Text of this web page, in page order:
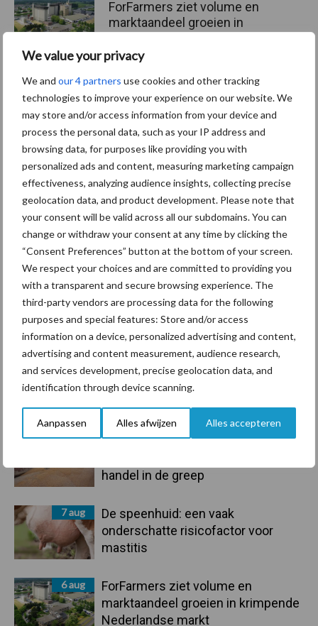
We value your privacy
We and our 4 partners use cookies and other tracking
technologies to improve your experience on our website. We
may store and/or access information from your device and
process the personal data, such as your IP address and
browsing data, for purposes like providing you with
personalized ads and content, measuring marketing campaign
effectiveness, analyzing audience insights, collecting precise
geolocation data, and product development. Please note that
your consent will be valid across all our subdomains. You can
change or withdraw your consent at any time by clicking the
“Consent Preferences” button at the bottom of your screen.
We respect your choices and are committed to providing you
with a transparent and secure browsing experience. The
third-party vendors are processing data for the following
purposes and special features: Store and/or access
information on a device, personalized advertising and content,
advertising and content measurement, audience research,
and services development, precise geolocation data, and
identification through device scanning.
Aanpassen Alles afwijzen Alles accepteren
Primaire
Sidebar
7 aug
Grondstoffenmarkt blijft grillig:
handel in de greep
7 aug
De speenhuid: een vaak
onderschatte risicofactor voor
mastitis
6 aug
ForFarmers ziet volume en
marktaandeel groeien in krimpende
Nederlandse markt
ForFarmers ziet volume en
marktaandeel groeien in
markt
Themapagina's
Diergezondheid Bemesting Fokkerij
Beregening Bijproducten
Toon meer